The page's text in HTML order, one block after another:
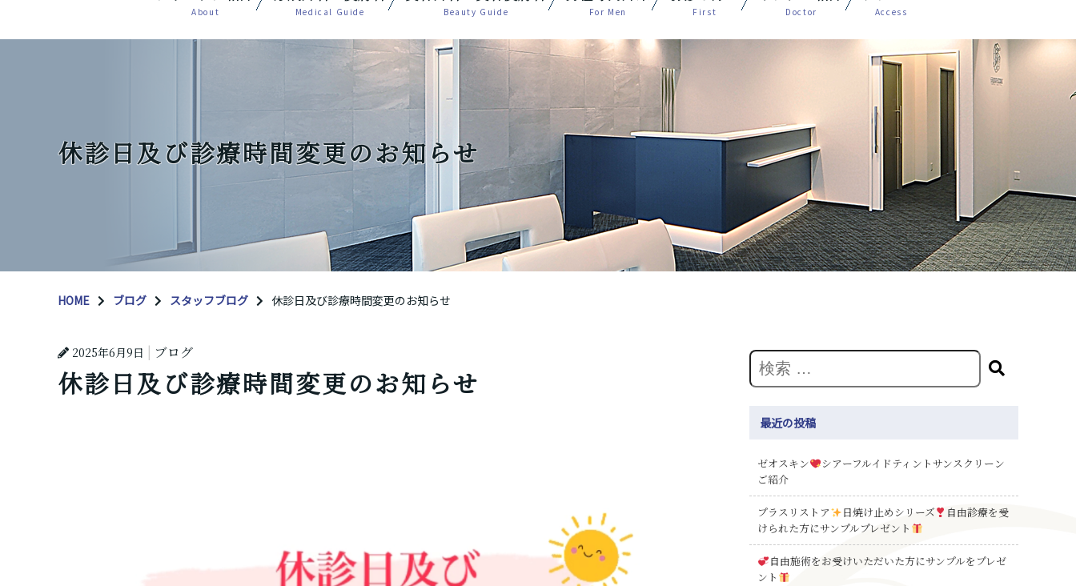
休診日及び診療時間変更のお知らせ
HOME ブログ スタッフブログ 休診日及び診療時間変更のお知らせ
2025年6月9日 ブログ
休診日及び診療時間変更のお知らせ
最近の投稿
ゼオスキン
シアーフルイドティントサンスクリーン
ご紹介
プラスリストア 日焼け止めシリーズ
自由診療を受
けられた方にサンプルプレゼント
自由施術をお受けいただいた方にサンプルをプレゼ
ント